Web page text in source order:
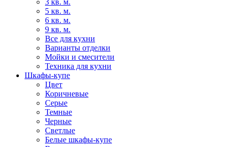
3 кв. м.
5 кв. м.
6 кв. м.
9 кв. м.
Все для кухни
Варианты отделки
Мойки и смесители
Техника для кухни
Шкафы-купе
Цвет
Коричневые
Серые
Темные
Черные
Светлые
Белые шкафы-купе